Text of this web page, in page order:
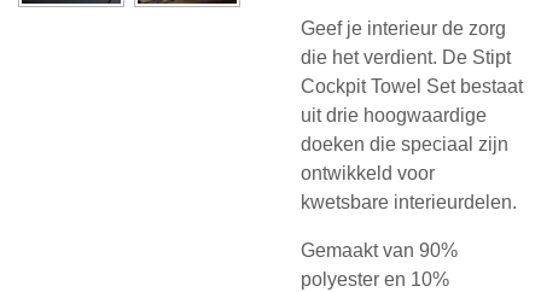
Geef je interieur de zorg
die het verdient. De Stipt
Cockpit Towel Set bestaat
uit drie hoogwaardige
doeken die speciaal zijn
ontwikkeld voor
kwetsbare interieurdelen.
Gemaakt van 90%
polyester en 10%